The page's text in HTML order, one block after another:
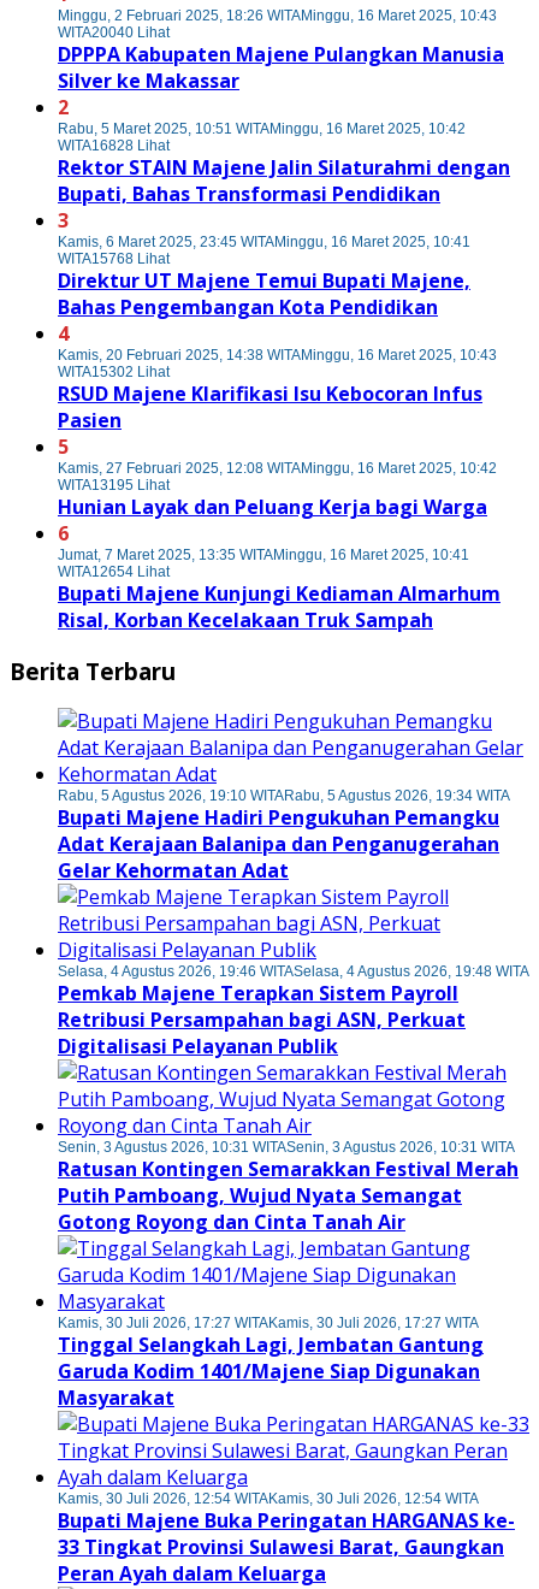
Minggu, 2 Februari 2025, 18:26 WITAMinggu, 16 Maret 2025, 10:43
WITA20040 Lihat
DPPPA Kabupaten Majene Pulangkan Manusia
Silver ke Makassar
2
Rabu, 5 Maret 2025, 10:51 WITAMinggu, 16 Maret 2025, 10:42
WITA16828 Lihat
Rektor STAIN Majene Jalin Silaturahmi dengan
Bupati, Bahas Transformasi Pendidikan
3
Kamis, 6 Maret 2025, 23:45 WITAMinggu, 16 Maret 2025, 10:41
WITA15768 Lihat
Direktur UT Majene Temui Bupati Majene,
Bahas Pengembangan Kota Pendidikan
4
Kamis, 20 Februari 2025, 14:38 WITAMinggu, 16 Maret 2025, 10:43
WITA15302 Lihat
RSUD Majene Klarifikasi Isu Kebocoran Infus
Pasien
5
Kamis, 27 Februari 2025, 12:08 WITAMinggu, 16 Maret 2025, 10:42
WITA13195 Lihat
Hunian Layak dan Peluang Kerja bagi Warga
6
Jumat, 7 Maret 2025, 13:35 WITAMinggu, 16 Maret 2025, 10:41
WITA12654 Lihat
Bupati Majene Kunjungi Kediaman Almarhum
Risal, Korban Kecelakaan Truk Sampah
Berita Terbaru
Rabu, 5 Agustus 2026, 19:10 WITARabu, 5 Agustus 2026, 19:34 WITA
Bupati Majene Hadiri Pengukuhan Pemangku
Adat Kerajaan Balanipa dan Penganugerahan
Gelar Kehormatan Adat
Selasa, 4 Agustus 2026, 19:46 WITASelasa, 4 Agustus 2026, 19:48 WITA
Pemkab Majene Terapkan Sistem Payroll
Retribusi Persampahan bagi ASN, Perkuat
Digitalisasi Pelayanan Publik
Senin, 3 Agustus 2026, 10:31 WITASenin, 3 Agustus 2026, 10:31 WITA
Ratusan Kontingen Semarakkan Festival Merah
Putih Pamboang, Wujud Nyata Semangat
Gotong Royong dan Cinta Tanah Air
Kamis, 30 Juli 2026, 17:27 WITAKamis, 30 Juli 2026, 17:27 WITA
Tinggal Selangkah Lagi, Jembatan Gantung
Garuda Kodim 1401/Majene Siap Digunakan
Masyarakat
Kamis, 30 Juli 2026, 12:54 WITAKamis, 30 Juli 2026, 12:54 WITA
Bupati Majene Buka Peringatan HARGANAS ke-
33 Tingkat Provinsi Sulawesi Barat, Gaungkan
Peran Ayah dalam Keluarga